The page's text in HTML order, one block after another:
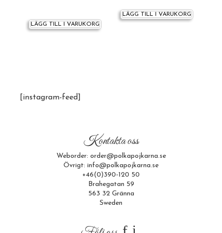
LÄGG TILL I VARUKORG
LÄGG TILL I VARUKORG
[instagram-feed]
Kontakta oss
Weborder: order@polkapojkarna.se
Övrigt: info@polkapojkarna.se
+46(0)390-120 50
Brahegatan 59
563 32 Gränna
Sweden